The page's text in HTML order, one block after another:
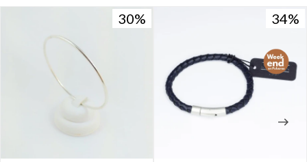
30
30 34
34